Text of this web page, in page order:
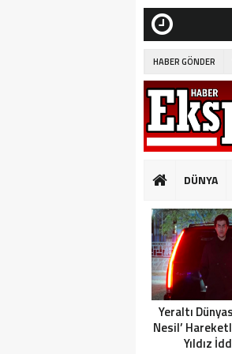
HABER GÖNDER
DÜNYA
Yeraltı
Nesil’
Yıldız